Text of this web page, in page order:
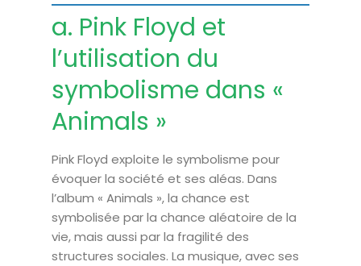
a. Pink Floyd et
l’utilisation du
symbolisme dans «
Animals »
Pink Floyd exploite le symbolisme pour
évoquer la société et ses aléas. Dans
l’album « Animals », la chance est
symbolisée par la chance aléatoire de la
vie, mais aussi par la fragilité des
structures sociales. La musique, avec ses